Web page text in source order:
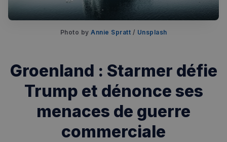
RECHERCHES POPULAIRES
Annuaire des professionnels
Photo by Annie Spratt / Unsplash
Groenland : Starmer défie
Trump et dénonce ses
menaces de guerre
commerciale